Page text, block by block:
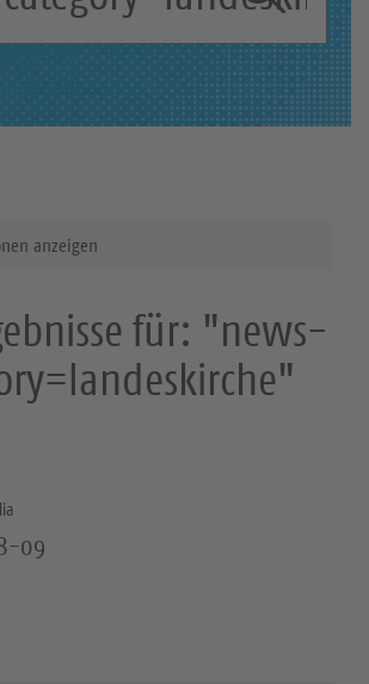
S
u
c
für: "news-
09
anzeigen